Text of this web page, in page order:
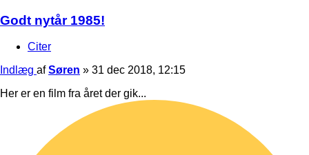
Godt nytår 1985!
Citer
Indlæg afSøren » 31 dec 2018, 12:15
Her er en film fra året der gik...